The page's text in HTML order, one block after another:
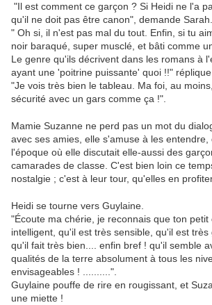
"Il est comment ce garçon ? Si Heidi ne l'a
qu'il ne doit pas être canon", demande Sarah.
" Oh si, il n'est pas mal du tout. Enfin, si tu
noir baraqué, super musclé, et bâti comme
Le genre qu'ils décrivent dans les romans à
ayant une 'poitrine puissante' quoi !!"
"Je vois très bien le tableau. Ma foi, au
sécurité avec un gars comme ça !".
Mamie Suzanne ne perd pas un mot du
avec ses amies, elle s'amuse à les entendre,
l'époque où elle discutait elle-aussi des
camarades de classe. C'est bien loin ce
nostalgie ; c'est à leur tour, qu'elles en
Heidi se tourne vers Guylaine.
"Écoute ma chérie, je reconnais que ton
intelligent, qu'il est très sensible, qu'il est
qu'il fait très bien.... enfin bref ! qu'il semble
qualités de la terre absolument à tous les
envisageables ! ..........".
Guylaine pouffe de rire en rougissant, et
une miette !